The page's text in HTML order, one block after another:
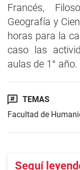
Francés,
Geografía y
horas para la
caso las
aulas de 1° año.
TEMAS
Facultad de
Seguí